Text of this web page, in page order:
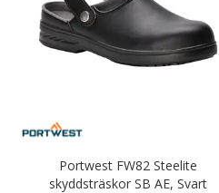
Portwest FW82 Steelite
skyddsträskor SB AE, Svart